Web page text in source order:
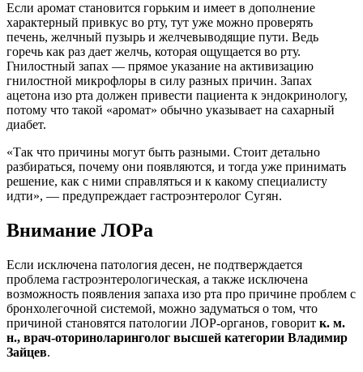
Если аромат становится горьким и имеет в дополнение
характерный привкус во рту, тут уже можно проверять
печень, желчный пузырь и желчевыводящие пути. Ведь
горечь как раз дает желчь, которая ощущается во рту.
Гнилостный запах — прямое указание на активизацию
гнилостной микрофлоры в силу разных причин. Запах
ацетона изо рта должен привести пациента к эндокринологу,
потому что такой «аромат» обычно указывает на сахарный
диабет.
«Так что причины могут быть разными. Стоит детально
разбираться, почему они появляются, и тогда уже принимать
решение, как с ними справляться и к какому специалисту
идти», — предупреждает гастроэнтеролог Сугян.
Внимание ЛОРа
Если исключена патология десен, не подтверждается
проблема гастроэнтерологическая, а также исключена
возможность появления запаха изо рта про причине проблем с
бронхолегочной системой, можно задуматься о том, что
причиной становятся патологии ЛОР-органов, говорит к. м.
н., врач-оториноларинголог высшей категории Владимир
Зайцев.